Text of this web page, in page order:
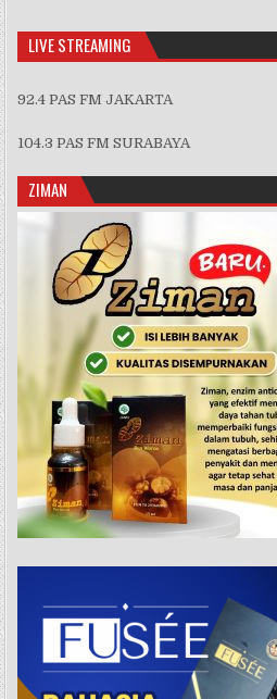
LIVE STREAMING
92.4 PAS FM JAKARTA
104.3 PAS FM SURABAYA
ZIMAN